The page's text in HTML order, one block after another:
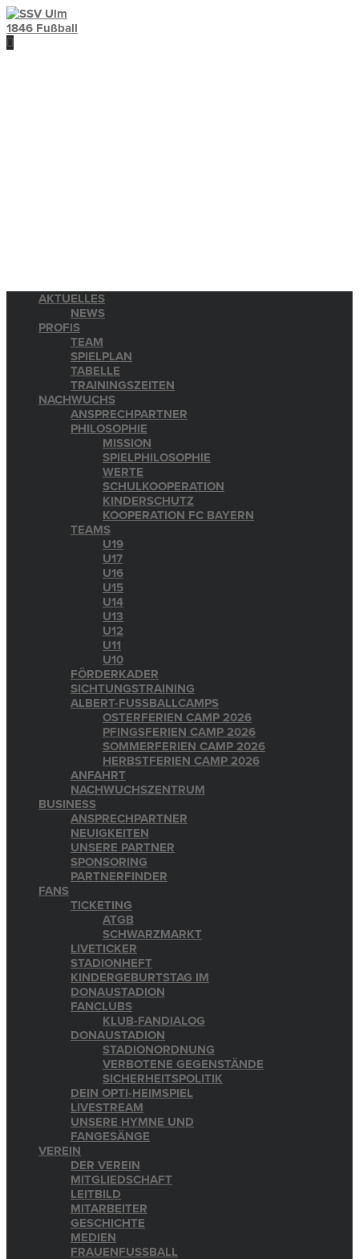
AKTUELLES
NEWS
PROFIS
TEAM
SPIELPLAN
TABELLE
TRAININGSZEITEN
NACHWUCHS
ANSPRECHPARTNER
PHILOSOPHIE
MISSION
SPIELPHILOSOPHIE
WERTE
SCHULKOOPERATION
KINDERSCHUTZ
KOOPERATION FC BAYERN
TEAMS
U19
U17
U16
U15
U14
U13
U12
U11
U10
FÖRDERKADER
SICHTUNGSTRAINING
ALBERT-FUSSBALLCAMPS
OSTERFERIEN CAMP 2026
PFINGSFERIEN CAMP 2026
SOMMERFERIEN CAMP 2026
HERBSTFERIEN CAMP 2026
ANFAHRT
NACHWUCHSZENTRUM
BUSINESS
ANSPRECHPARTNER
NEUIGKEITEN
UNSERE PARTNER
SPONSORING
PARTNERFINDER
FANS
TICKETING
ATGB
SCHWARZMARKT
LIVETICKER
STADIONHEFT
KINDERGEBURTSTAG IM
DONAUSTADION
FANCLUBS
KLUB-FANDIALOG
DONAUSTADION
STADIONORDNUNG
VERBOTENE GEGENSTÄNDE
SICHERHEITSPOLITIK
DEIN OPTI-HEIMSPIEL
LIVESTREAM
UNSERE HYMNE UND
FANGESÄNGE
VEREIN
DER VEREIN
MITGLIEDSCHAFT
LEITBILD
MITARBEITER
GESCHICHTE
MEDIEN
FRAUENFUSSBALL